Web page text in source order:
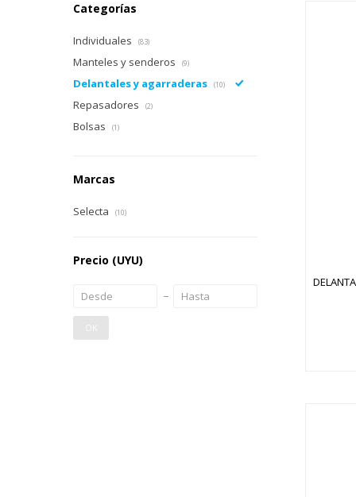
Categorías
Individuales (83)
Manteles y senderos (9)
Delantales y agarraderas (10)
Repasadores (2)
Bolsas (1)
Marcas
Selecta (10)
Precio (UYU)
OK